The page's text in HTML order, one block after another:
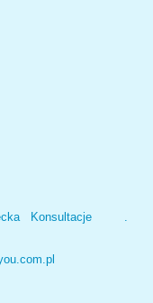
Konsultacje